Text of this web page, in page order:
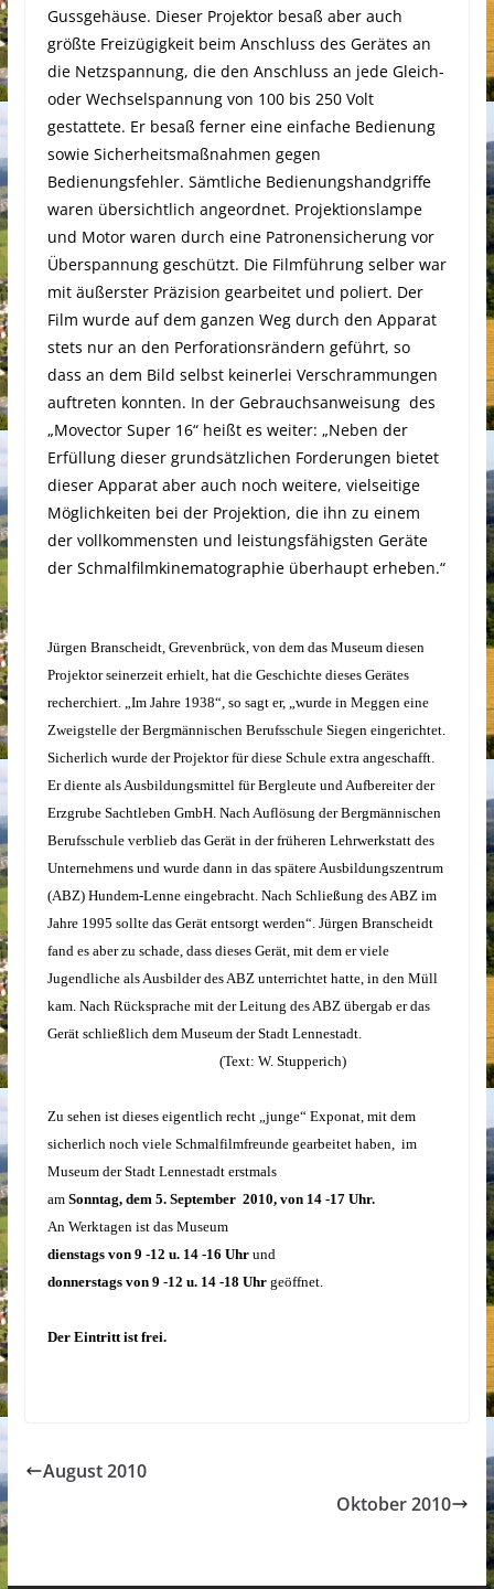
Gussgehäuse. Dieser Projektor besaß aber auch
größte Freizügigkeit beim Anschluss des Gerätes an
die Netzspannung, die den Anschluss an jede Gleich-
oder Wechselspannung von 100 bis 250 Volt
gestattete. Er besaß ferner eine einfache Bedienung
sowie Sicherheitsmaßnahmen gegen
Bedienungsfehler. Sämtliche Bedienungshandgriffe
waren übersichtlich angeordnet. Projektionslampe
und Motor waren durch eine Patronensicherung vor
Überspannung geschützt. Die Filmführung selber war
mit äußerster Präzision gearbeitet und poliert. Der
Film wurde auf dem ganzen Weg durch den Apparat
stets nur an den Perforationsrändern geführt, so
dass an dem Bild selbst keinerlei Verschrammungen
auftreten konnten. In der Gebrauchsanweisung des
„Movector Super 16“ heißt es weiter: „Neben der
Erfüllung dieser grundsätzlichen Forderungen bietet
dieser Apparat aber auch noch weitere, vielseitige
Möglichkeiten bei der Projektion, die ihn zu einem
der vollkommensten und leistungsfähigsten Geräte
der Schmalfilmkinematographie überhaupt erheben.“
Jürgen Branscheidt, Grevenbrück, von dem das Museum diesen
Projektor seinerzeit erhielt, hat die Geschichte dieses Gerätes
recherchiert. „Im Jahre 1938“, so sagt er, „wurde in Meggen eine
Zweigstelle der Bergmännischen Berufsschule Siegen eingerichtet.
Sicherlich wurde der Projektor für diese Schule extra angeschafft.
Er diente als Ausbildungsmittel für Bergleute und Aufbereiter der
Erzgrube Sachtleben GmbH. Nach Auflösung der Bergmännischen
Berufsschule verblieb das Gerät in der früheren Lehrwerkstatt des
Unternehmens und wurde dann in das spätere Ausbildungszentrum
(ABZ) Hundem-Lenne eingebracht. Nach Schließung des ABZ im
Jahre 1995 sollte das Gerät entsorgt werden“. Jürgen Branscheidt
fand es aber zu schade, dass dieses Gerät, mit dem er viele
Jugendliche als Ausbilder des ABZ unterrichtet hatte, in den Müll
kam. Nach Rücksprache mit der Leitung des ABZ übergab er das
Gerät schließlich dem Museum der Stadt Lennestadt.
(Text: W. Stupperich)
Zu sehen ist dieses eigentlich recht „junge“ Exponat, mit dem
sicherlich noch viele Schmalfilmfreunde gearbeitet haben, im
Museum der Stadt Lennestadt erstmals
am Sonntag, dem 5. September 2010, von 14 -17 Uhr.
An Werktagen ist das Museum
dienstags von 9 -12 u. 14 -16 Uhrund
donnerstags von 9 -12 u. 14 -18 Uhrgeöffnet.
Der Eintritt ist frei.
August 2010
Oktober 2010